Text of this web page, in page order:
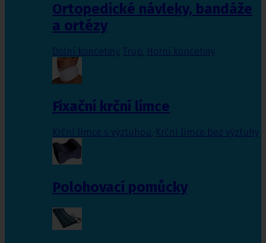
Ortopedické návleky, bandáže
a ortézy
Dolní končetiny, Trup, Horní končetiny
Fixační krční límce
Krční límce s výztuhou Krční límce bez výztuhy
Polohovací pomůcky